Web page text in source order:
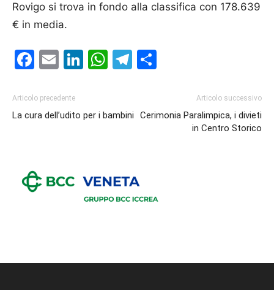
Rovigo si trova in fondo alla classifica con 178.639
€ in media.
Facebook
EmailLinkedIn
WhatsApp
Telegram
Articolo precedente
La cura dell’udito per i bambini
Articolo successivo
Cerimonia Paralimpica, i divieti
in Centro Storico